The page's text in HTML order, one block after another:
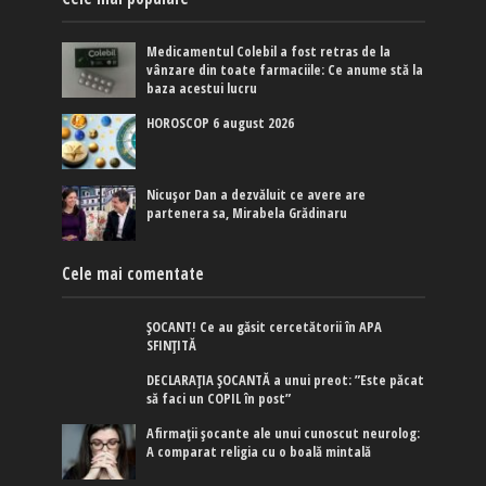
Medicamentul Colebil a fost retras de la
vânzare din toate farmaciile: Ce anume stă la
baza acestui lucru
HOROSCOP 6 august 2026
Nicușor Dan a dezvăluit ce avere are
partenera sa, Mirabela Grădinaru
Cele mai comentate
ȘOCANT! Ce au găsit cercetătorii în APA
SFINȚITĂ
DECLARAȚIA ȘOCANTĂ a unui preot: ”Este păcat
să faci un COPIL în post”
Afirmaţii şocante ale unui cunoscut neurolog:
A comparat religia cu o boală mintală